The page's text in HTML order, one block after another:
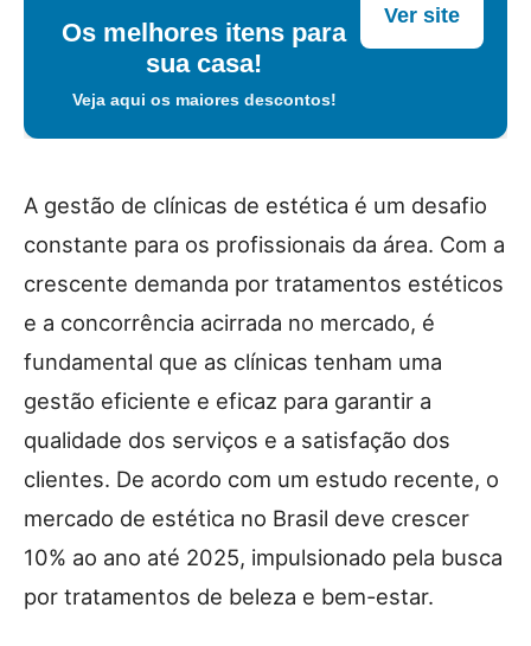
Os melhores itens para
sua casa!
Veja aqui os maiores descontos!
Ver site
A gestão de clínicas de estética é um desafio
constante para os profissionais da área. Com a
crescente demanda por tratamentos estéticos
e a concorrência acirrada no mercado, é
fundamental que as clínicas tenham uma
gestão eficiente e eficaz para garantir a
qualidade dos serviços e a satisfação dos
clientes. De acordo com um estudo recente, o
mercado de estética no Brasil deve crescer
10% ao ano até 2025, impulsionado pela busca
por tratamentos de beleza e bem-estar.